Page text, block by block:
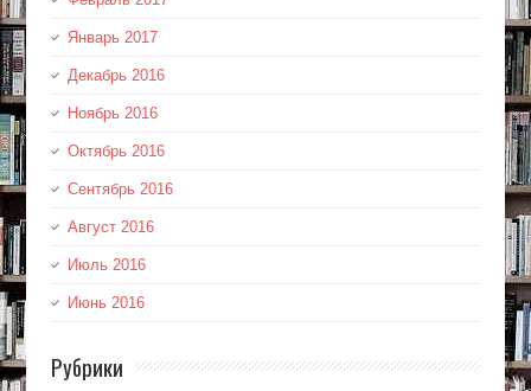
Январь 2017
Декабрь 2016
Ноябрь 2016
Октябрь 2016
Сентябрь 2016
Август 2016
Июль 2016
Июнь 2016
Рубрики